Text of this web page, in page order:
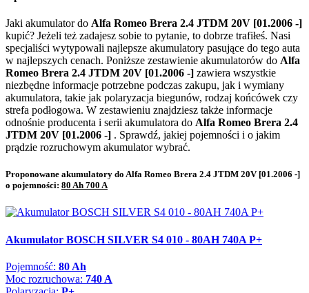
Jaki akumulator do Alfa Romeo Brera 2.4 JTDM 20V [01.2006 -]
kupić? Jeżeli też zadajesz sobie to pytanie, to dobrze trafiłeś. Nasi
specjaliści wytypowali najlepsze akumulatory pasujące do tego auta
w najlepszych cenach. Poniższe zestawienie akumulatorów do Alfa
Romeo Brera 2.4 JTDM 20V [01.2006 -] zawiera wszystkie
niezbędne informacje potrzebne podczas zakupu, jak i wymiany
akumulatora, takie jak polaryzacja biegunów, rodzaj końcówek czy
strefa podłogowa. W zestawieniu znajdziesz także informacje
odnośnie producenta i serii akumulatora do Alfa Romeo Brera 2.4
JTDM 20V [01.2006 -] . Sprawdź, jakiej pojemności i o jakim
prądzie rozruchowym akumulator wybrać.
Proponowane akumulatory do Alfa Romeo Brera 2.4 JTDM 20V [01.2006 -]
o pojemności: 80 Ah 700 A
Akumulator BOSCH SILVER S4 010 - 80AH 740A P+
Pojemność: 80 Ah
Moc rozruchowa: 740 A